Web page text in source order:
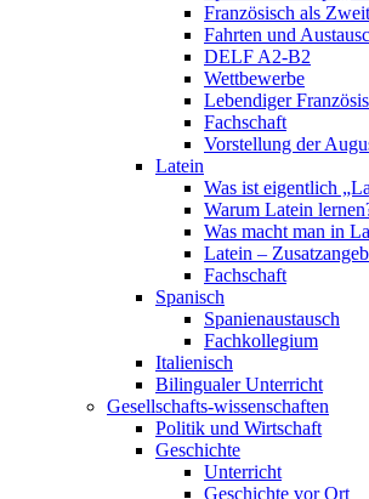
Französisch als
Fahrten und
DELF A2-B2
Wettbewerbe
Lebendiger
Fachschaft
Vorstellung der
Latein
Was ist eigentlich
Warum Latein
Was macht man in
Latein –
Fachschaft
Spanisch
Spanienaustausch
Fachkollegium
Italienisch
Bilingualer Unterricht
Gesellschafts-wissenschaften
Politik und Wirtschaft
Geschichte
Unterricht
Geschichte vor Ort